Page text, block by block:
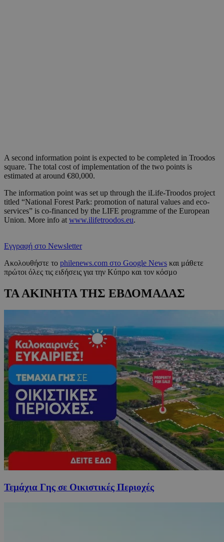
A second information point is expected to be completed in Troodos
square. The total cost of implementation of the two points is
estimated at around €80,000.
The information point was set up through the iLife-Troodos project
titled “National Forest Park: promotion of natural values and eco-
services” is co-financed by the LIFE programme of the European
Union. More info at www.ilifetroodos.eu.
Εγγραφή στο Newsletter
Ακολουθήστε το philenews.com στο Google News και μάθετε
πρώτοι όλες τις ειδήσεις για την Κύπρο και τον κόσμο
ΤΑ ΑΚΙΝΗΤΑ ΤΗΣ ΕΒΔΟΜΑΔΑΣ
Τεμάχια Γης σε Οικιστικές Περιοχές